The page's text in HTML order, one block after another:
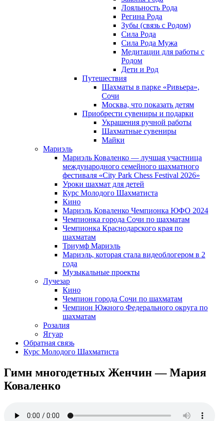
Лояльность Рода
Регина Рода
Зубы (связь с Родом)
Сила Рода
Сила Рода Мужа
Медитации для работы с
Родом
Дети и Род
Путешествия
Шахматы в парке «Ривьера»,
Сочи
Москва, что показать детям
Приобрести сувениры и подарки
Украшения ручной работы
Шахматные сувениры
Майки
Мариэль
Мариэль Коваленко — лучшая участница
международного семейного шахматного
фестиваля «City Park Chess Festival 2026»
Уроки шахмат для детей
Курс Молодого Шахматиста
Кино
Мариэль Коваленко Чемпионка ЮФО 2024
Чемпионка города Сочи по шахматам
Чемпионка Краснодарского края по
шахматам
Триумф Мариэль
Мариэль, которая стала видеоблогером в 2
года
Музыкальные проекты
Лучезар
Кино
Чемпион города Сочи по шахматам
Чемпион Южного Федерального округа по
шахматам
Розалия
Ягуар
Обратная связь
Курс Молодого Шахматиста
Гимн многодетных Женчин — Мария
Коваленко